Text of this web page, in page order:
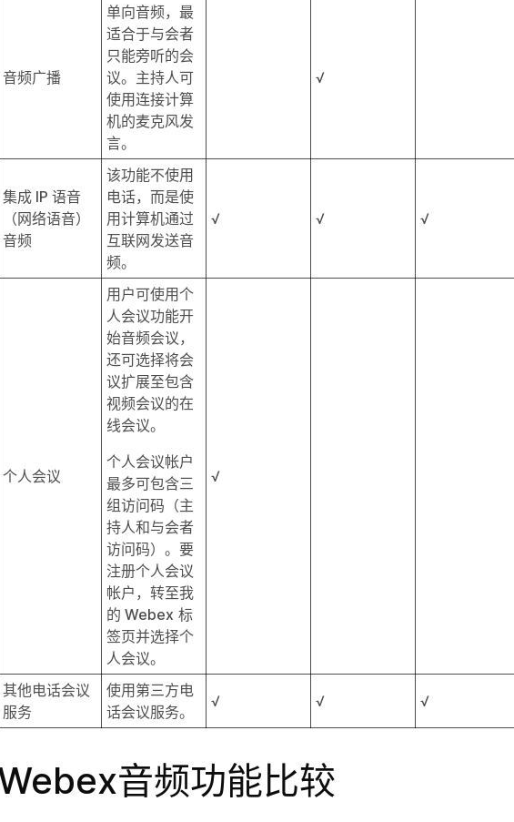
音频广播
单向音频，最
适合于与会者
只能旁听的会
议。主持人可
使用连接计算
机的麦克风发
言。
√
集成 IP 语音
（网络语音）
音频
该功能不使用
电话，而是使
用计算机通过
互联网发送音
频。
√ √ √
个人会议
用户可使用个
人会议功能开
始音频会议，
还可选择将会
议扩展至包含
视频会议的在
线会议。
个人会议帐户
最多可包含三
组访问码（主
持人和与会者
访问码）。要
注册个人会议
帐户，转至我
的 Webex 标
签页并选择个
人会议。
√
其他电话会议
服务
使用第三方电
话会议服务。
√ √ √
音频功能比较